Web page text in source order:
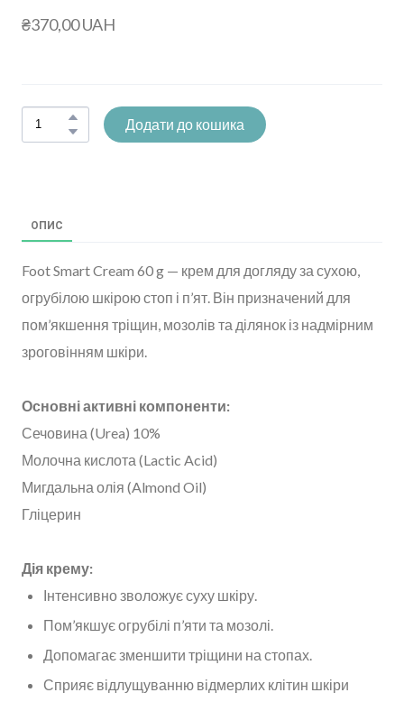
₴370,00 UAH
Додати до кошика
ОПИС
Foot Smart Cream 60 g — крем для догляду за сухою,
огрубілою шкірою стоп і п’ят. Він призначений для
пом’якшення тріщин, мозолів та ділянок із надмірним
зроговінням шкіри.
Основні активні компоненти:
Сечовина (Urea) 10%
Молочна кислота (Lactic Acid)
Мигдальна олія (Almond Oil)
Гліцерин
Дія крему:
Інтенсивно зволожує суху шкіру.
Пом’якшує огрубілі п’яти та мозолі.
Допомагає зменшити тріщини на стопах.
Сприяє відлущуванню відмерлих клітин шкіри